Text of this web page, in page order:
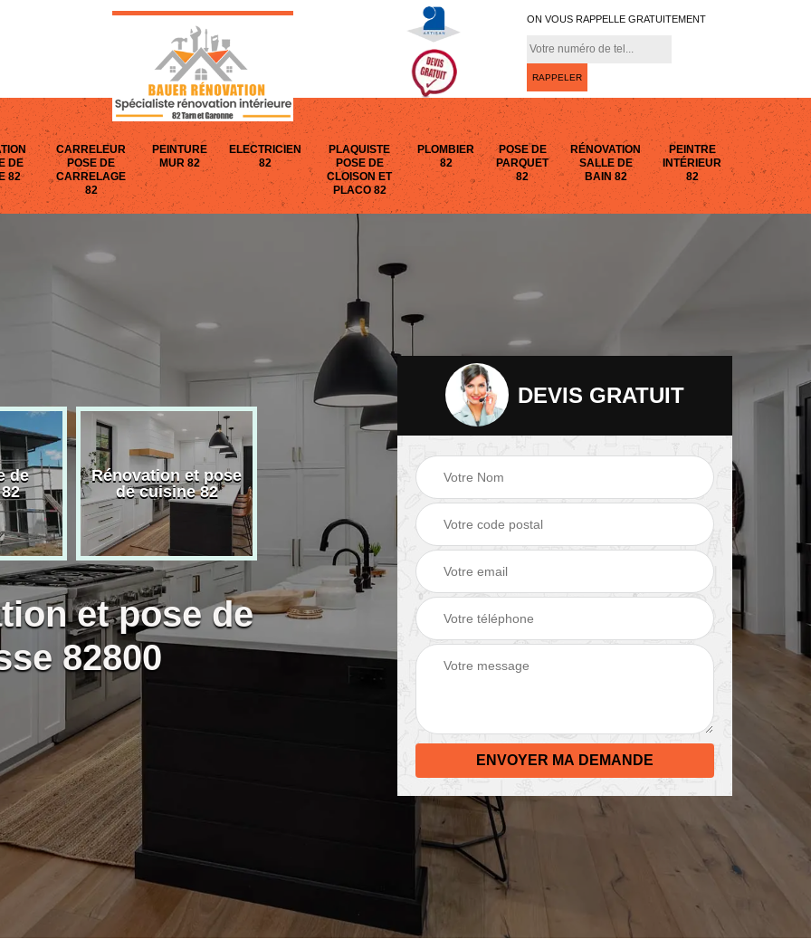
ON VOUS RAPPELLE GRATUITEMENT
DE
82
CARRELEUR
POSE DE
CARRELAGE
82
PEINTURE
MUR 82
ELECTRICIEN
82
PLAQUISTE
POSE DE
CLOISON ET
PLACO 82
PLOMBIER
82
POSE DE
PARQUET
82
RÉNOVATION
SALLE DE
BAIN 82
PEINTRE
INTÉRIEUR
82
de
Rénovation et pose
de cuisine 82
Carreleur pose de
carrelage 82
Peinture mur 82 Electricien 82
et pose de
82800
DEVIS GRATUIT